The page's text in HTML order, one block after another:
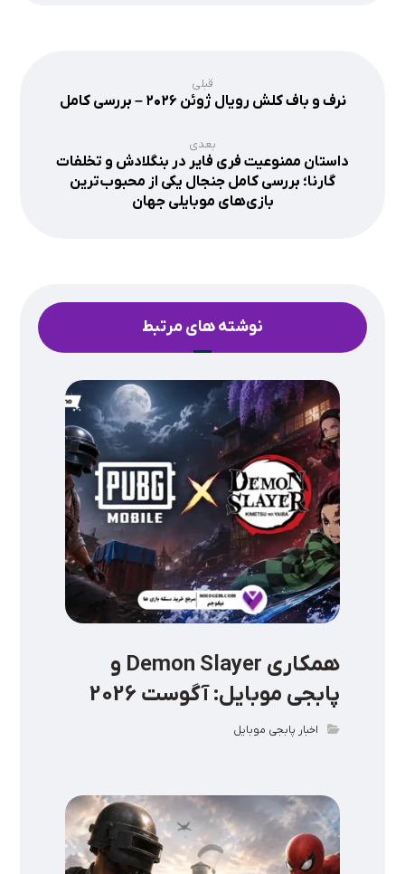
قبلی
نرف و باف کلش رویال ژوئن ۲۰۲۶ – بررسی کامل
بعدی
داستان ممنوعیت فری فایر در بنگلادش و تخلفات
گارنا؛ بررسی کامل جنجال یکی از محبوب‌ترین
بازی‌های موبایلی جهان
نوشته های مرتبط
همکاری Demon Slayer و
پابجی موبایل: آگوست 2026
اخبار پابجی موبایل